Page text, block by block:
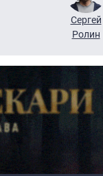
Сергей
Ролин